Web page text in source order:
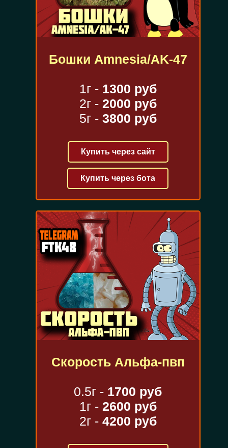
Бошки Amnesia/AK-47
1г - 1300 руб
2г - 2000 руб
5г - 3800 руб
Купить через сайт
Купить через бота
Скорость Альфа-пвп
0.5г - 1700 руб
1г - 2600 руб
2г - 4200 руб